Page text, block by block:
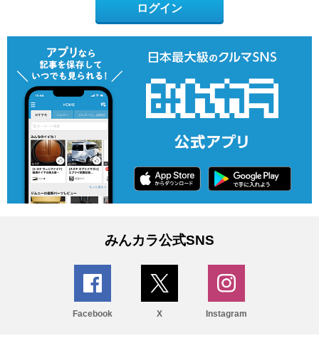
ログイン
みんカラ公式SNS
Facebook X Instagram